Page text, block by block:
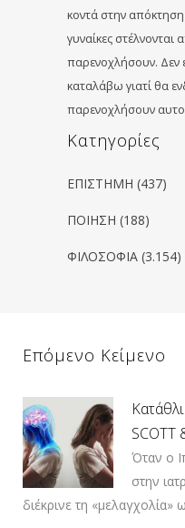
κοντά στην
γυναίκες στέλνονται
παρενοχλήσουν. Δεν
καταλάβω γιατί θα
παρενοχλήσουν
Kατηγορίες
ΕΠΙΣΤΗΜΗ (437)
ΠΟΙΗΣΗ (188)
ΦΙΛΟΣΟΦΙΑ (3.154)
Επόμενο Κείμενο
SCOTT
Όταν ο
στην
διέκρινε τη «μελαγχολία»